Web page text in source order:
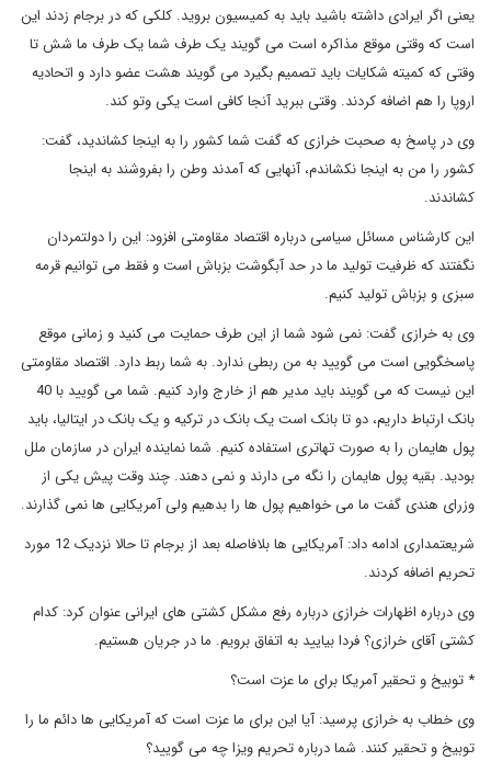
یعنی اگر ایرادی داشته باشید باید به کمیسیون بروید. کلکی که در برجام زدند این
است که وقتی موقع مذاکره است می گویند یک طرف شما یک طرف ما شش تا
وقتی که کمیته شکایات باید تصمیم بگیرد می گویند هشت عضو دارد و اتحادیه
اروپا را هم اضافه کردند. وقتی ببرید آنجا کافی است یکی وتو کند.
وی در پاسخ به صحبت خرازی که گفت شما کشور را به اینجا کشاندید، گفت:
کشور را من به اینجا نکشاندم، آنهایی که آمدند وطن را بفروشند به اینجا
کشاندند.
این کارشناس مسائل سیاسی درباره اقتصاد مقاومتی افزود: این را دولتمردان
نگفتند که ظرفیت تولید ما در حد آبگوشت بزباش است و فقط می توانیم قرمه
سبزی و بزباش تولید کنیم.
وی به خرازی گفت: نمی شود شما از این طرف حمایت می کنید و زمانی موقع
پاسخگویی است می گویید به من ربطی ندارد. به شما ربط دارد. اقتصاد مقاومتی
این نیست که می گویند باید مدیر هم از خارج وارد کنیم. شما می گویید با 40
بانک ارتباط داریم، دو تا بانک است یک بانک در ترکیه و یک بانک در ایتالیا، باید
پول هایمان را به صورت تهاتری استفاده کنیم. شما نماینده ایران در سازمان ملل
بودید. بقیه پول هایمان را نگه می دارند و نمی دهند. چند وقت پیش یکی از
وزرای هندی گفت ما می خواهیم پول ها را بدهیم ولی آمریکایی ها نمی گذارند.
شریعتمداری ادامه داد: آمریکایی ها بلافاصله بعد از برجام تا حالا نزدیک 12 مورد
تحریم اضافه کردند.
وی درباره اظهارات خرازی درباره رفع مشکل کشتی های ایرانی عنوان کرد: کدام
کشتی آقای خرازی؟ فردا بیایید به اتفاق برویم. ما در جریان هستیم.
* توبیخ و تحقیر آمریکا برای ما عزت است؟
وی خطاب به خرازی پرسید: آیا این برای ما عزت است که آمریکایی ها دائم ما را
توبیخ و تحقیر کنند. شما درباره تحریم ویزا چه می گویید؟